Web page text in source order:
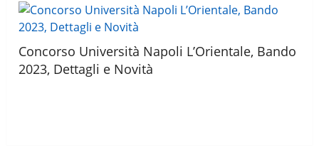
Concorso Università Napoli L’Orientale, Bando
2023, Dettagli e Novità